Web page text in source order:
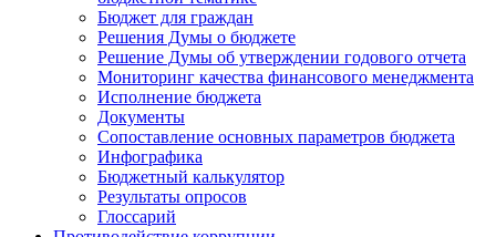
Бюджет для граждан
Решения Думы о бюджете
Решение Думы об утверждении годового отчета
Мониторинг качества финансового менеджмента
Исполнение бюджета
Документы
Сопоставление основных параметров бюджета
Инфографика
Бюджетный калькулятор
Результаты опросов
Глоссарий